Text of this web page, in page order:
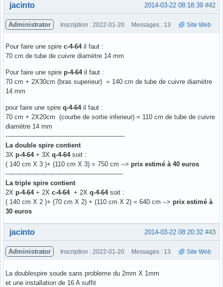
Hors ligne #42
2014-03-22 08:18:39
jacinto
Administrator Inscription : 2022-01-20 Messages : 13 Site Web
Pour faire une spire c-4-64il faut :
70 cm de tube de cuivre diamètre 14 mm
Pour faire une spire p-4-64il faut :
70 cm + 2X30cm (bras superieur) = 140 cm de tube de cuivre diamètre
14 mm
pour faire une spire q-4-64il faut :
70 cm + 2X20cm (courbe de sortie inferieur) = 110 cm de tube de cuivre
diamètre 14 mm
------------------------------------------------------------
La double spire contient
3X p-4-64+ 3X q-4-64soit :
( 140 cm X 3 )+ (110 cm X 3) = 750 cm --> prix estimé à 40 euros
-----------------------------------------------------------
La triple spire contient
2X p-4-64+ 2X c-4-64+ 2X q-4-64soit :
( 140 cm X 2 )+ (70 cm X 2) + (110 cm X 2) = 640 cm --> prix estimé à
30 euros
Hors ligne #43
2014-03-22 08:20:32
jacinto
Administrator Inscription : 2022-01-20 Messages : 13 Site Web
La doublespire soude sans probleme du 2mm X 1mm
et une installation de 16 A suffit